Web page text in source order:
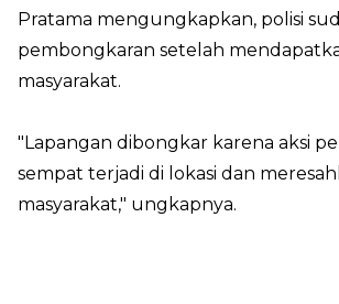
Pratama mengungkapkan, polisi
pembongkaran setelah
masyarakat.
"Lapangan dibongkar karena aksi
sempat terjadi di lokasi dan
masyarakat," ungkapnya.